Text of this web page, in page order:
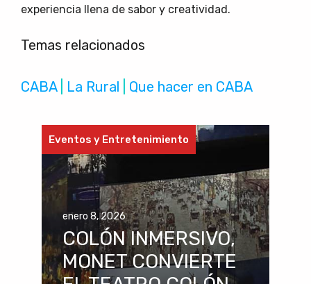
experiencia llena de sabor y creatividad.
Temas relacionados
CABA | La Rural Que hacer en CABA
Eventos y Entretenimiento
enero 8, 2026
COLÓN INMERSIVO,
MONET CONVIERTE